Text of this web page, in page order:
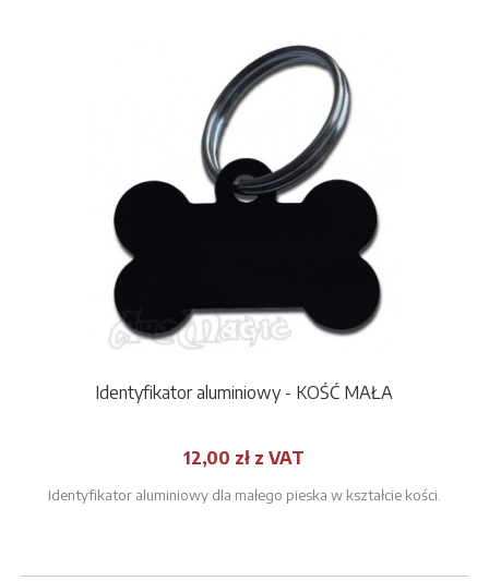
Identyfikator aluminiowy - KOŚĆ MAŁA
12,00 zł z VAT
Identyfikator aluminiowy dla małego pieska w kształcie kości.